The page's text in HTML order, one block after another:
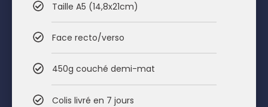
Taille A5 (14,8x21cm)
Face recto/verso
450g couché demi-mat
Colis livré en 7 jours